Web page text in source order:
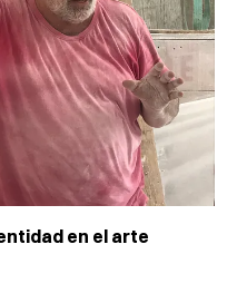
en el arte